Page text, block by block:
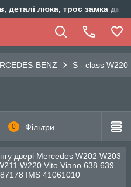
деталі люка, трос замка
BENZ S - class
0 Фільтри
двері Mercedes W202 W203
W220 Vito Viano 638 639
IMS 41061010